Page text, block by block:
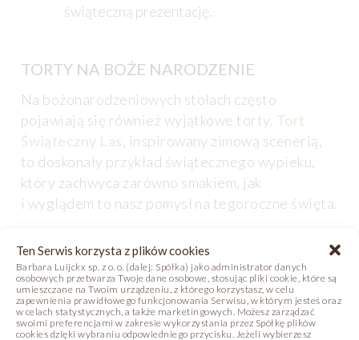
Ten Serwis korzysta z plików cookies
Barbara Luijckx sp. z o. o. (dalej: Spółka) jako administrator danych
osobowych przetwarza Twoje dane osobowe, stosując pliki cookie, które są
umieszczane na Twoim urządzeniu, z którego korzystasz, w celu
zapewnienia prawidłowego funkcjonowania Serwisu, w którym jesteś oraz
w celach statystycznych, a także marketingowych. Możesz zarządzać
swoimi preferencjami w zakresie wykorzystania przez Spółkę plików
cookies dzięki wybraniu odpowiedniego przycisku. Jeżeli wybierzesz
świąteczną prezentację.
TORTY NA BOŻE NARODZENIE
Na bożonarodzeniowych stołach często
pojawiają się również wyjątkowe torty. Tort
Świąteczny Las, inspirowany zimową scenerią,
to doskonały przykład świątecznego wypieku,
który zachwyca zarówno smakiem, jak
i wyglądem to nasz pomysł na tegoroczne święta.
Dodatkowe inspiracje na bożonarodzeniowe
torty:
Radosne Trio– zestaw tortów świątecznych
o tematycznejdekoracji z czekolady,